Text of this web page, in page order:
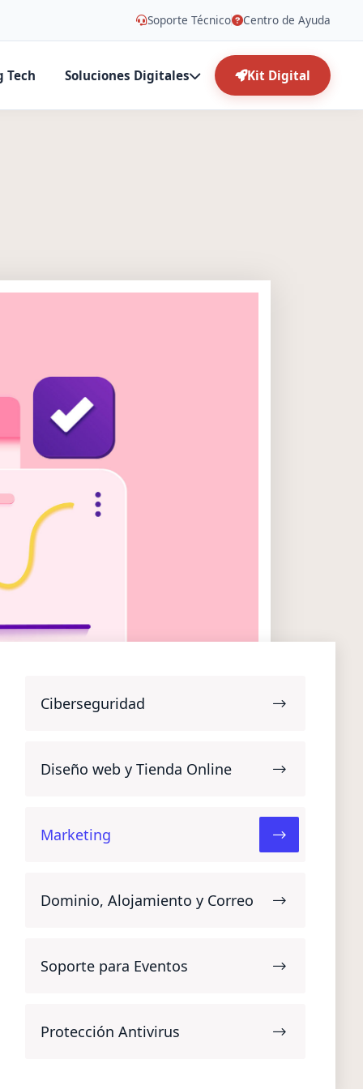
Soporte Técnico Centro de Ayuda
Tech Soluciones Digitales Kit Digital
Ciberseguridad
Diseño web y Tienda Online
Marketing
Dominio, Alojamiento y Correo
Soporte para Eventos
Protección Antivirus